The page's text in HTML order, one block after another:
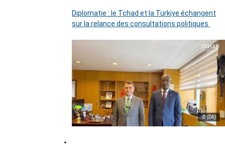
Diplomatie : le Tchad et la Türkiye échangent
sur la relance des consultations politiques
© (DR)